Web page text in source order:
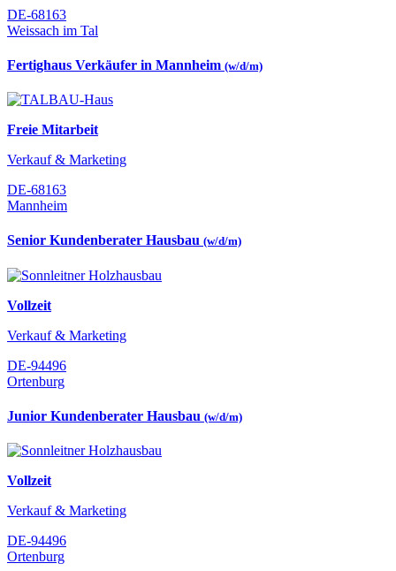
DE-68163
Weissach im Tal
Fertighaus Verkäufer in Mannheim (w/d/m)
Freie Mitarbeit
Verkauf & Marketing
DE-68163
Mannheim
Senior Kundenberater Hausbau (w/d/m)
Vollzeit
Verkauf & Marketing
DE-94496
Ortenburg
Junior Kundenberater Hausbau (w/d/m)
Vollzeit
Verkauf & Marketing
DE-94496
Ortenburg